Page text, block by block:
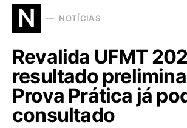
N NOTÍCIAS
Revalida UFMT
resultado
Prova Prática já
consultado